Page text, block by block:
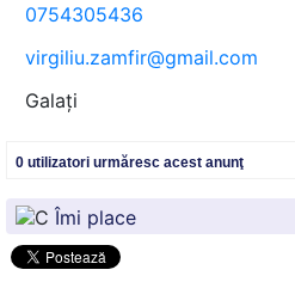
0754305436
virgiliu.zamfir@gmail.com
Galaţi
0 utilizatori urmăresc acest anunţ
Îmi place